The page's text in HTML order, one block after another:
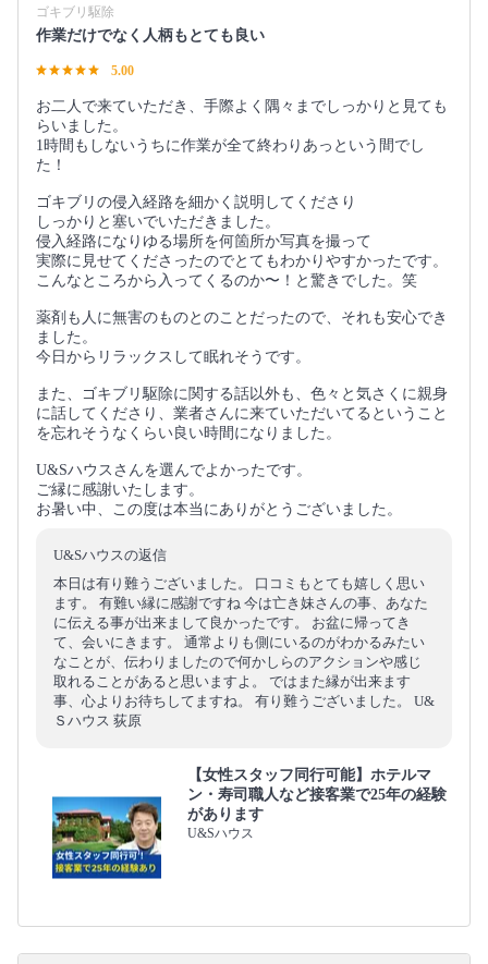
ゴキブリ駆除
作業だけでなく人柄もとても良い
5.00
お二人で来ていただき、手際よく隅々までしっかりと見ても
らいました。
1時間もしないうちに作業が全て終わりあっという間でし
た！
ゴキブリの侵入経路を細かく説明してくださり
しっかりと塞いでいただきました。
侵入経路になりゆる場所を何箇所か写真を撮って
実際に見せてくださったのでとてもわかりやすかったです。
こんなところから入ってくるのか〜！と驚きでした。笑
薬剤も人に無害のものとのことだったので、それも安心でき
ました。
今日からリラックスして眠れそうです。
また、ゴキブリ駆除に関する話以外も、色々と気さくに親身
に話してくださり、業者さんに来ていただいてるということ
を忘れそうなくらい良い時間になりました。
U&Sハウスさんを選んでよかったです。
ご縁に感謝いたします。
お暑い中、この度は本当にありがとうございました。
U&Sハウスの返信
本日は有り難うございました。 口コミもとても嬉しく思い
ます。 有難い縁に感謝ですね 今は亡き妹さんの事、あなた
に伝える事が出来まして良かったです。 お盆に帰ってき
て、会いにきます。 通常よりも側にいるのがわかるみたい
なことが、伝わりましたので何かしらのアクションや感じ
取れることがあると思いますよ。 ではまた縁が出来ます
事、心よりお待ちしてますね。 有り難うございました。 U&
Ｓハウス 荻原
【女性スタッフ同行可能】ホテルマ
ン・寿司職人など接客業で25年の経験
があります
U&Sハウス